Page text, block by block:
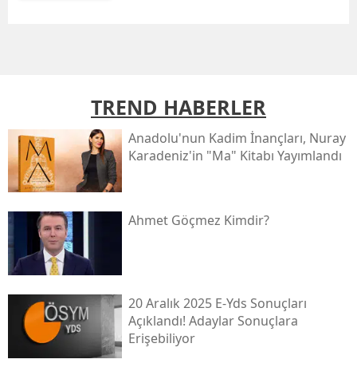
TREND HABERLER
Anadolu'nun Kadim İnançları, Nuray
Karadeniz'in "ma" Kitabı Yayımlandı
Ahmet Göçmez Kimdir?
20 Aralık 2025 E-Yds Sonuçları
Açıklandı! Adaylar Sonuçlara
Erişebiliyor